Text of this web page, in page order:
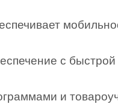
с быстрой
и